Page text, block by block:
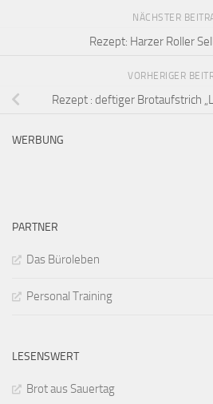
NÄCHSTER
Rezept: Harzer Roller
VORHERIGER
Rezept : deftiger Brotaufstrich
WERBUNG
PARTNER
Das Büroleben
Personal Training
LESENSWERT
Brot aus Sauertag